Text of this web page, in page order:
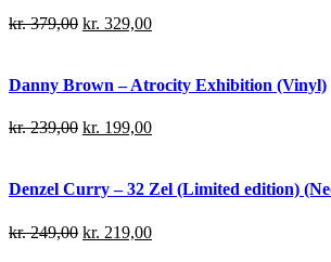
kr.379,00 kr. 329,00
Danny Brown – Atrocity Exhibition (Vinyl)
kr.239,00 kr. 199,00
Denzel Curry – 32 Zel (Limited edition)
kr.249,00 kr. 219,00